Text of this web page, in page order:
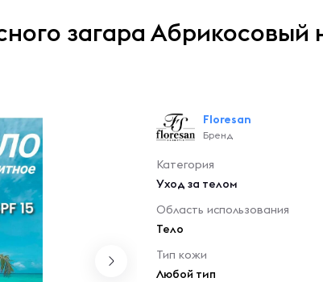
загара Абрикосовый
Floresan
Бренд
Категория
Уход за телом
Область использования
Тело
Тип кожи
Любой тип